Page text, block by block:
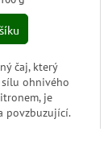
čaj, který
ohnivého
je
povzbuzující.